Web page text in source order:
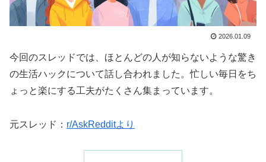
2026.01.09
今回のスレッドでは、ほとんどの人が知らないような驚き
の生活ハックについて話し合われました。忙しい毎日をち
ょっと楽にする工夫がたくさん集まっています。
元スレッド： r/AskRedditより